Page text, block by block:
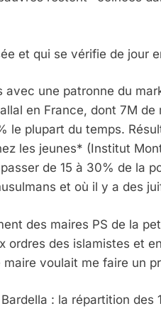
et qui se vérifie de jour
avec une patronne du
en France, dont 7M
le plupart du temps.
les jeunes* (Institut
de 15 à 30% de la
et où il y a des
des maires PS de la
ordres des islamistes et
voulait me faire un
: la répartition des